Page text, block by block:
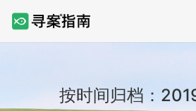
按时间归档：